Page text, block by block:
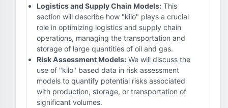
Logistics and Supply Chain Models: This
section will describe how "kilo" plays a crucial
role in optimizing logistics and supply chain
operations, managing the transportation and
storage of large quantities of oil and gas.
Risk Assessment Models: We will discuss the
use of "kilo" based data in risk assessment
models to quantify potential risks associated
with production, storage, or transportation of
significant volumes.